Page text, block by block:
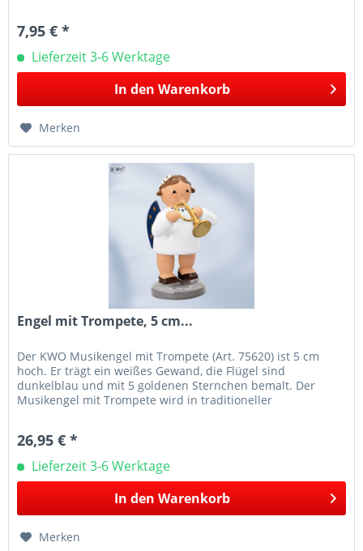
7,95 € *
Lieferzeit 3-6 Werktage
In den Warenkorb
Merken
Engel mit Trompete, 5 cm...
Der KWO Musikengel mit Trompete (Art. 75620) ist 5 cm
hoch. Er trägt ein weißes Gewand, die Flügel sind
dunkelblau und mit 5 goldenen Sternchen bemalt. Der
Musikengel mit Trompete wird in traditioneller
26,95 € *
Lieferzeit 3-6 Werktage
In den Warenkorb
Merken